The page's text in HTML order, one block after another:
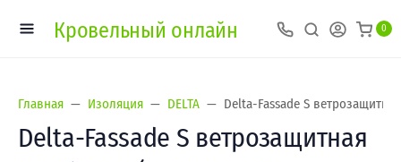
Кровельный онлайн 0
Главная Изоляция DELTA Delta-Fassade S
Delta-Fassade S ветрозащитная